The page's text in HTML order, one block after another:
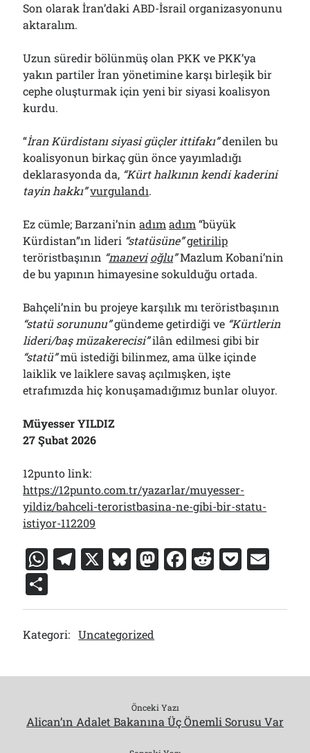
Son olarak İran’daki ABD-İsrail organizasyonunu
aktaralım.
Uzun süredir bölünmüş olan PKK ve PKK’ya
yakın partiler İran yönetimine karşı birleşik bir
cephe oluşturmak için yeni bir siyasi koalisyon
kurdu.
“İran Kürdistanı siyasi güçler ittifakı”denilen bu
koalisyonun birkaç gün önce yayımladığı
deklarasyonda da, “Kürt halkının kendi kaderini
tayin hakkı”vurgulandı.
Ez cümle; Barzani’ninadım adım “büyük
Kürdistan”ın lideri “statüsüne”getirilip
teröristbaşının “manevi oğlu”Mazlum Kobani’nin
de bu yapının himayesine sokulduğu ortada.
Bahçeli’nin bu projeye karşılık mı teröristbaşının
“statü sorununu”gündeme getirdiği ve “Kürtlerin
lideri/baş müzakerecisi”ilân edilmesi gibi bir
“statü”mü istediği bilinmez, ama ülke içinde
laiklik ve laiklere savaş açılmışken, işte
etrafımızda hiç konuşamadığımız bunlar oluyor.
Müyesser YILDIZ
27 Şubat 2026
12punto link:
https://12punto.com.tr/yazarlar/muyesser-
yildiz/bahceli-teroristbasina-ne-gibi-bir-statu-
istiyor-112209
W
at
s
A
p
T
e
gr
a
m
X Bl
e
s
k
y
M
st
o
F
c
o
k
R
d
P
c ai
h
ar
e
Kategori: Uncategorized
Önceki Yazı
Alican’ın Adalet Bakanına Üç Önemli Sorusu Var